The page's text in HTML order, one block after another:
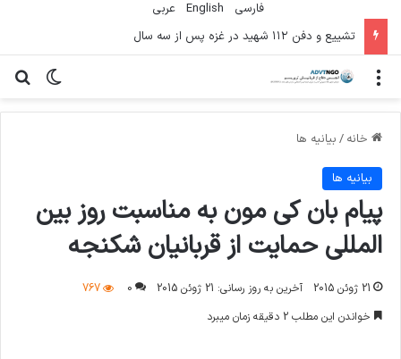
فارسی English
عربي
تشییع و دفن ۱۱۲ شهید در غزه پس از سه سال
تغییر منو
خانه / بیانیه ها
بیانیه ها
پیام بان کی مون به مناسبت روز بین
المللی حمایت از قربانیان شکنجه
21 ژوئن 2015 آخرین به روز رسانی: 21 ژوئن 2015 0
767
خواندن این مطلب 2 دقیقه زمان میبرد